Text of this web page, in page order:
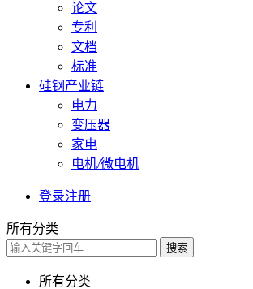
论文
专利
文档
标准
硅钢产业链
电力
变压器
家电
电机/微电机
登录注册
所有分类
搜索
所有分类